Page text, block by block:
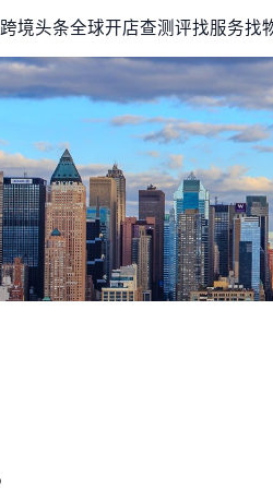
跨境头条全球开店查测评找服务找